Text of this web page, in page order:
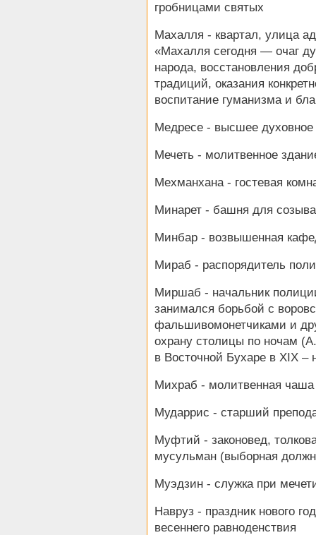
гробницами святых
Махалля - квартал, улица
«Махалля сегодня — очаг
народа, восстановления
традиций, оказания
воспитание гуманизма и
Медресе - высшее
Мечеть - молитвенное
Мехманхана - гостевая
Минарет - башня для
Минбар - возвышенная
Мираб - распорядитель
Миршаб - начальник
занимался борьбой с
фальшивомонетчиками и
охрану столицы по ночам
в Восточной Бухаре в XIX
Михраб - молитвенная чаша
Мударрис - старший
Муфтий - законовед,
мусульман (выборная
Муэдзин - служка при
Навруз - праздник нового
весеннего равноденствия